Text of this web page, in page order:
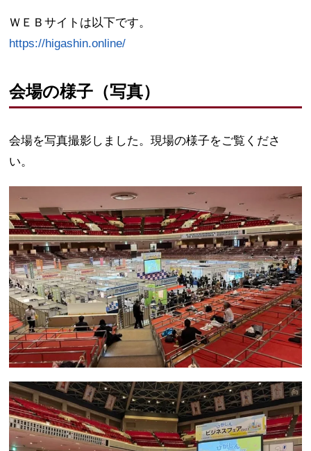
ＷＥＢサイトは以下です。
https://higashin.online/
会場の様子（写真）
会場を写真撮影しました。現場の様子をご覧くださ
い。